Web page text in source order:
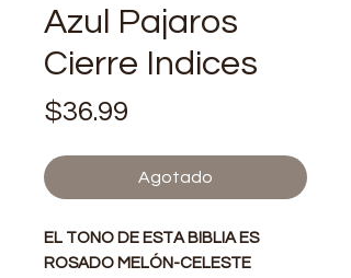
Azul Pajaros
Cierre Indices
$36.99
Agotado
EL TONO DE ESTA BIBLIA ES
ROSADO MELÓN-CELESTE